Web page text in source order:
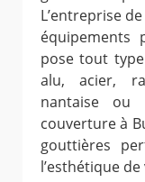
L’entreprise
équipements
pose tout
alu, acier,
nantaise ou
couverture à
gouttières
l’esthétique